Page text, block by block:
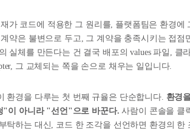
재가 코드에 적용한 그 원리를, 플랫폼팀은 환경에
약은 불변으로 두고, 그 계약을 충족시키는 접점
실체를 만든다는 건 결국 배포의 values 파일, 클
그 교체되는 쪽을 손으로 채우는 일입니다.
환경을 다루는 첫 번째 규율은 단순합니다. 환경
"이 아니라 "선언"으로 바꾼다. 사람이 콘솔을 클
탁하는 대신, 코드 한 조각을 선언하면 환경의 한